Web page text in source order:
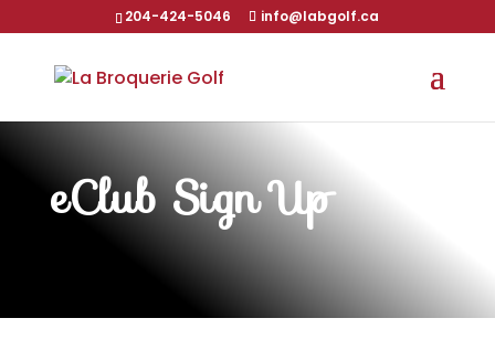
204-424-5046 info@labgolf.ca
eClub Sign Up